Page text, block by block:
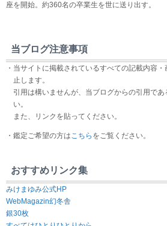
座を開始。約360名の卒業生を世に送り出す。
当ブログ注意事項
・当サイトに掲載されているすべての記載内容
止します。
引用は構いませんが、当ブログからの引用で
い。
また、リンクを貼ってください。
・鑑定ご希望の方はこちら をご覧ください。
おすすめリンク集
みけまゆみ公式HP
WebMagazin幻冬舎
銀30枚